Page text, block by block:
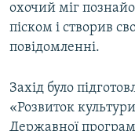
охочий міг
піском і створив
повідомленні.
Захід було
«Розвиток
Державної